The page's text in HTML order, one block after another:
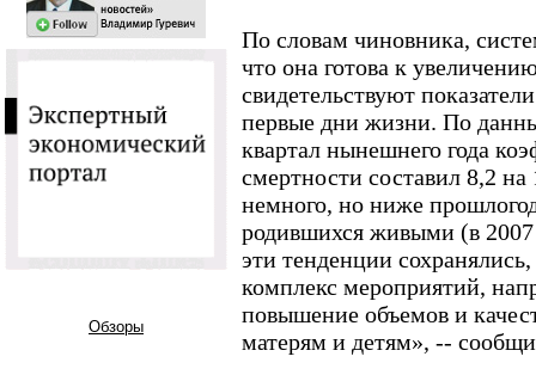
Обзоры
По словам чиновника,
что она готова к
свидетельствуют
первые дни жизни. По
квартал нынешнего года
смертности составил 8,2
немного, но ниже
родившихся живыми (в
эти тенденции
комплекс мероприятий,
повышение объемов и
матерям и детям», --